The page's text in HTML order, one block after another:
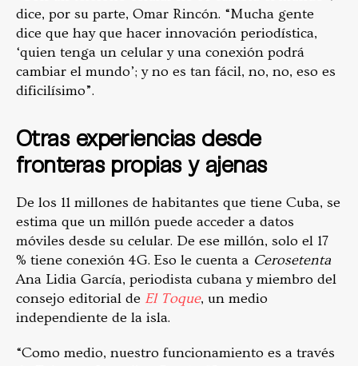
dice, por su parte, Omar Rincón. “Mucha gente
dice que hay que hacer innovación periodística,
‘quien tenga un celular y una conexión podrá
cambiar el mundo’; y no es tan fácil, no, no, eso es
dificilísimo”.
Otras experiencias desde
fronteras propias y ajenas
De los 11 millones de habitantes que tiene Cuba, se
estima que un millón puede acceder a datos
móviles desde su celular. De ese millón, solo el 17
% tiene conexión 4G. Eso le cuenta a Cerosetenta
Ana Lidia García, periodista cubana y miembro del
consejo editorial de El Toque, un medio
independiente de la isla.
“Como medio, nuestro funcionamiento es a través